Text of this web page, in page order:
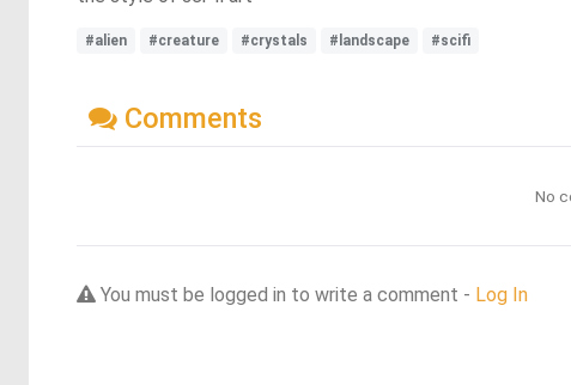
#alien #creature #crystals #landscape #scifi
Comments
No
You must be logged in to write a comment - Log In